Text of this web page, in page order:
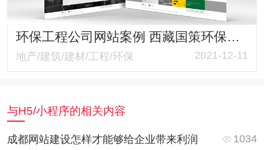
环保工程公司网站案例 西藏国策环保官网 响应式布局环保与科技并存
地产/建筑/建材/工程/环保 2021-12-11
与H5/小程序的相关内容
成都网站建设怎样才能够给企业带来利润
1034